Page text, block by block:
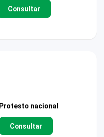
Consultar
Protesto nacional
Consultar